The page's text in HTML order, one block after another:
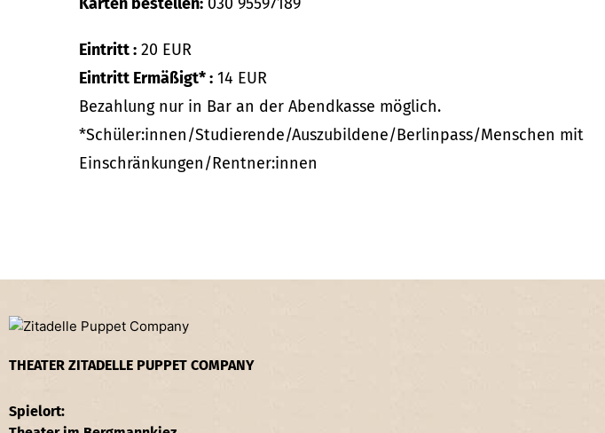
Eintritt : 20 EUR
Eintritt Ermäßigt* : 14 EUR
Bezahlung nur in Bar an der Abendkasse möglich.
*Schüler:innen/Studierende/Auszubildene/Berlinpass/Menschen mit
Einschränkungen/Rentner:innen
THEATER ZITADELLE PUPPET COMPANY
Spielort: